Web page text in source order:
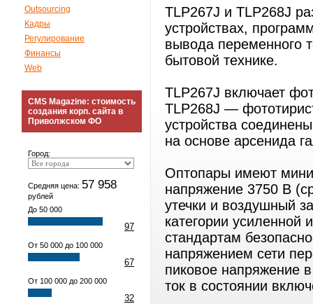
Outsourcing
Кадры
Регулирование
Финансы
Web
CMS Magazine: стоимость
создания корп. сайта в
Приволжском ФО
Город:
Средняя цена: 57 958
рублей
До 50 000
97
От 50 000 до 100 000
67
От 100 000 до 200 000
32
TLP267J и TLP268J
устройствах,
вывода переменного
бытовой технике.
TLP267J включает
TLP268J —
устройства
на основе арсенида
Оптопары имеют
напряжение 3750 В
утечки и воздушный
категории
стандартам
напряжением сети
пиковое напряжение
ток в состоянии